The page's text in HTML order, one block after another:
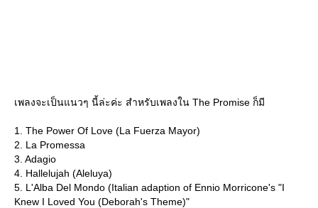
เพลงจะเป็นแนวๆ นี้ล่ะค่ะ สำหรับเพลงใน The Promise ก็มี
1. The Power Of Love (La Fuerza Mayor)
2. La Promessa
3. Adagio
4. Hallelujah (Aleluya)
5. L'Alba Del Mondo (Italian adaption of Ennio Morricone's "I
Knew I Loved You (Deborah's Theme)"